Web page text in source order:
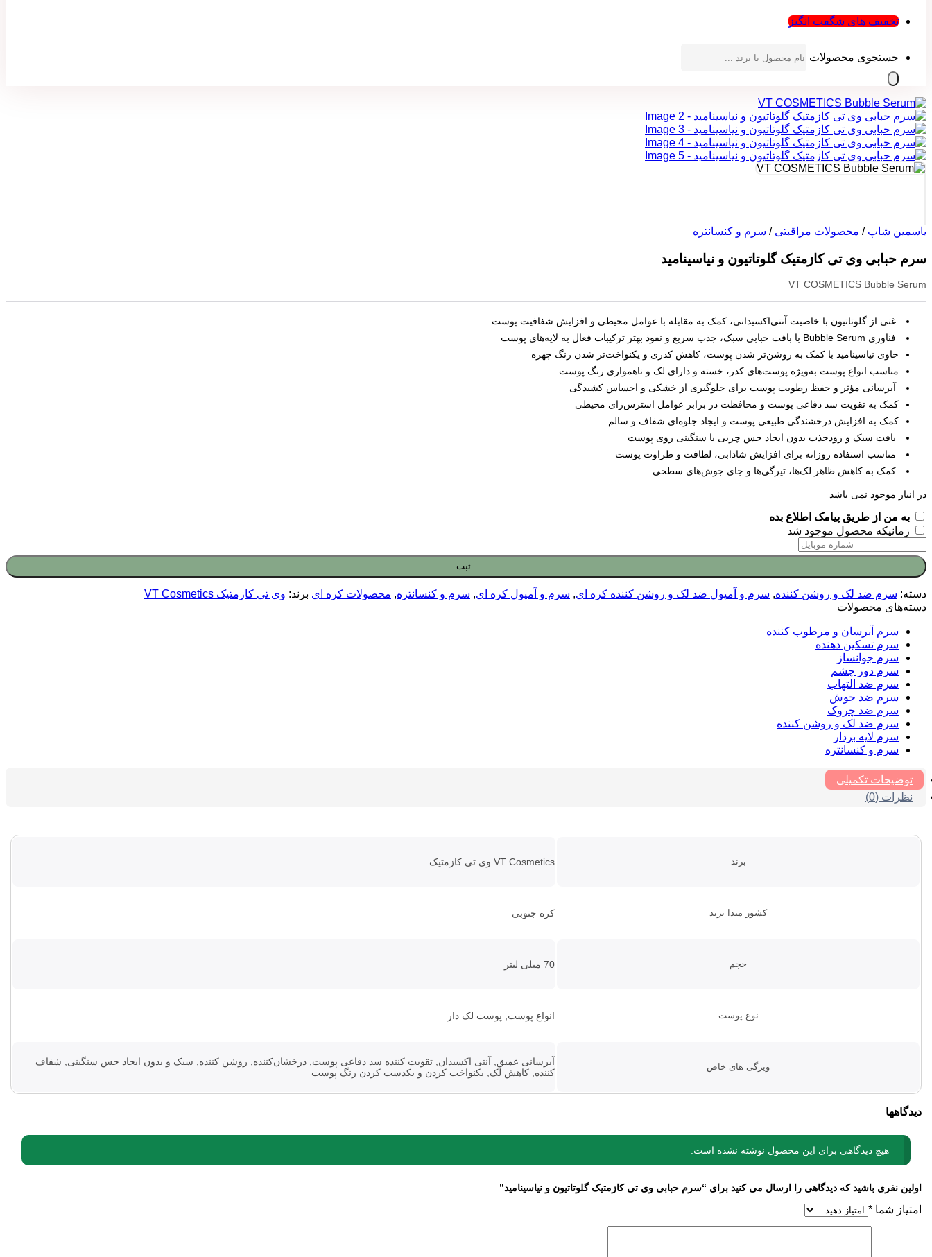
تخفیف های شگفت انگیز
جستجوی محصولات
یاسمین شاپ / محصولات مراقبتی / سرم و کنسانتره
سرم حبابی وی تی کازمتیک گلوتاتیون و نیاسینامید
VT COSMETICS Bubble Serum
غنی از گلوتاتیون با خاصیت آنتی‌اکسیدانی، کمک به مقابله با عوامل محیطی و افزایش شفافیت پوست
فناوری Bubble Serum با بافت حبابی سبک، جذب سریع و نفوذ بهتر ترکیبات فعال به لایه‌های پوست
حاوی نیاسینامید با کمک به روشن‌تر شدن پوست، کاهش کدری و یکنواخت‌تر شدن رنگ چهره
مناسب انواع پوست به‌ویژه پوست‌های کدر، خسته و دارای لک و ناهمواری رنگ پوست
آبرسانی مؤثر و حفظ رطوبت پوست برای جلوگیری از خشکی و احساس کشیدگی
کمک به تقویت سد دفاعی پوست و محافظت در برابر عوامل استرس‌زای محیطی
کمک به افزایش درخشندگی طبیعی پوست و ایجاد جلوه‌ای شفاف و سالم
بافت سبک و زودجذب بدون ایجاد حس چربی یا سنگینی روی پوست
مناسب استفاده روزانه برای افزایش شادابی، لطافت و طراوت پوست
کمک به کاهش ظاهر لک‌ها، تیرگی‌ها و جای جوش‌های سطحی
در انبار موجود نمی باشد
به من از طریق پیامک اطلاع بده
زمانیکه محصول موجود شد
ثبت
دسته: سرم ضد لک و روشن کننده, سرم و آمپول ضد لک و روشن کننده کره ای, سرم و آمپول کره ای, سرم و کنسانتره, محصولات کره ای برند: وی تی کازمتیک VT Cosmetics
دسته‌های محصولات
سرم آبرسان و مرطوب کننده
سرم تسکین دهنده
سرم جوانساز
سرم دور چشم
سرم ضد التهاب
سرم ضد جوش
سرم ضد چروک
سرم ضد لک و روشن کننده
سرم لایه بردار
سرم و کنسانتره
توضیحات تکمیلی
نظرات (0)
برند VT Cosmetics وی تی کازمتیک
کشور مبدا برند کره جنوبی
حجم 70 میلی لیتر
نوع پوست انواع پوست, پوست لک دار
ویژگی های خاص
آبرسانی عمیق, آنتی اکسیدان, تقویت کننده سد دفاعی پوست, درخشان‌کننده, روشن‌ کننده, سبک و بدون ایجاد حس سنگینی, شفاف
کننده, کاهش لک, یکنواخت کردن و یکدست کردن رنگ پوست
دیدگاهها
هیچ دیدگاهی برای این محصول نوشته نشده است.
اولین نفری باشید که دیدگاهی را ارسال می کنید برای “سرم حبابی وی تی کازمتیک گلوتاتیون و نیاسینامید”
امتیاز شما *